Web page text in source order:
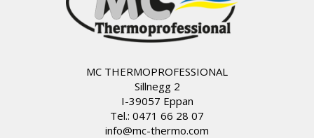
MC THERMOPROFESSIONAL
Sillnegg 2
I-39057 Eppan
Tel.: 0471 66 28 07
info@mc-thermo.com